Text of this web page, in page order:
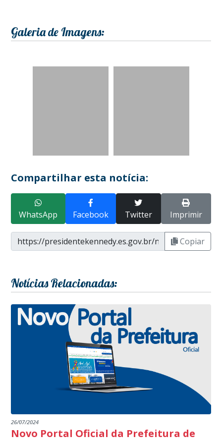
Galeria de Imagens:
Compartilhar esta notícia:
WhatsApp Facebook Twitter Imprimir
Copiar
Notícias Relacionadas:
26/07/2024
Novo Portal Oficial da Prefeitura de